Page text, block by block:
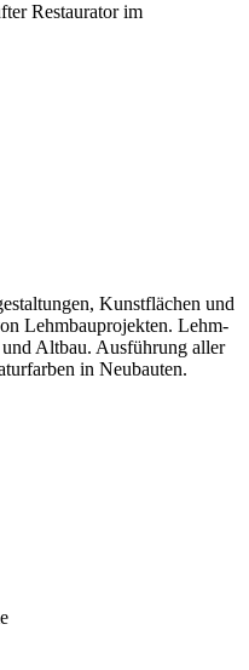
Restaurator im
Kunstflächen und
Lehmbauprojekten. Lehm-
Altbau. Ausführung aller
in Neubauten.